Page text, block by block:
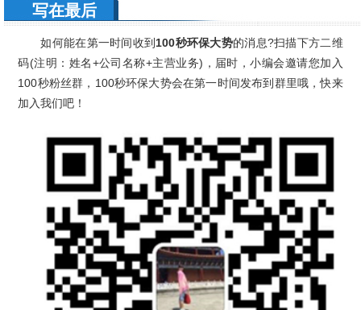
写在最后
如何能在第一时间收到 100秒环保大势的消息?扫描下方二维
码(注明：姓名+公司名称+主营业务)，届时，小编会邀请您加入
100秒粉丝群，100秒环保大势会在第一时间发布到群里哦，快来
加入我们吧！